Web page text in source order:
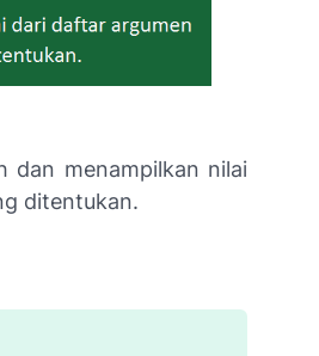
dan menampilkan nilai
ditentukan.